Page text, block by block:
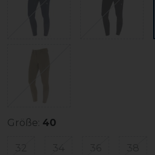
Größe: 40